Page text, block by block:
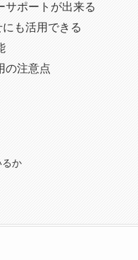
サポートが出来る
も活用できる
の注意点
るか